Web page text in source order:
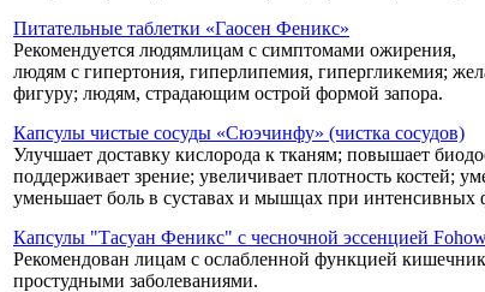
Питательные таблетки «Гаосен Феникс»
Рекомендуется людямлицам с симптомами ожирения,
людям с гипертония, гиперлипемия, гипергликемия;
фигуру; людям, страдающим острой формой запора.
Капсулы чистые сосуды «Сюэчинфу» (чистка сосудов)
Улучшает доставку кислорода к тканям; повышает
поддерживает зрение; увеличивает плотность костей;
уменьшает боль в суставах и мышцах при интенсивных
Капсулы "Тасуан Феникс" с чесночной эссенцией
Рекомендован лицам с ослабленной функцией
простудными заболеваниями.